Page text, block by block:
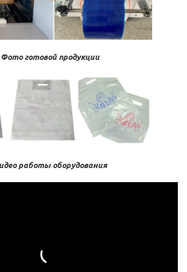
Фото готовой продукции
работы оборудования